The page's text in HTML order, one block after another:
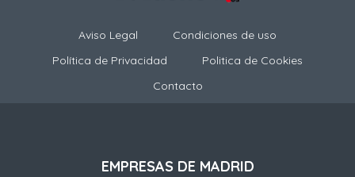
Aviso Legal
Condiciones de uso
Política de Privacidad
Politica de Cookies
Contacto
EMPRESAS DE MADRID